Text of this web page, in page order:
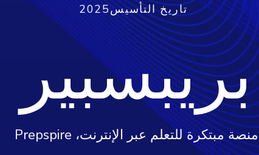
تاريخ التأسيس2025
بريبسبير
منصة مبتكرة للتعلم عبر الإنترنت، Prepspire